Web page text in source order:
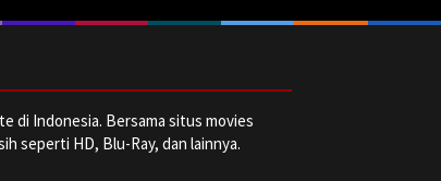
di Indonesia. Bersama situs movies
seperti HD, Blu-Ray, dan lainnya.